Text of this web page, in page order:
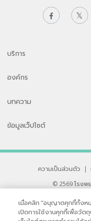
บริการ
องค์กร
บทความ
ข้อมูลเว็ปไซต์
ความเป็นส่วนตัว |
© 2569 โรงพ
33 สุขุมวิท ซอย 3 เข
หากท่านมีข้อคิดเห็น
เมื่อคลิก “อนุญาตคุกกี้ทั้งห
เปิดการใช้งานคุกกี้เพื่อวัต